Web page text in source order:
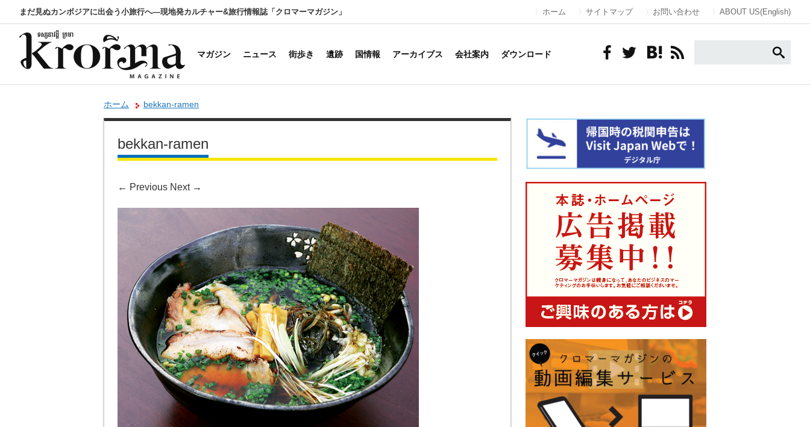
まだ見ぬカンボジアに出会う小旅行へ―現地発カルチャー&旅行情報誌「クロマーマガジン」 ホーム サイトマップ お問い合わせ ABOUT US(English)
マガジン ニュース 街歩き 遺跡 国情報 アーカイブス 会社案内 ダウンロード
ホーム bekkan-ramen
bekkan-ramen
← Previous Next →